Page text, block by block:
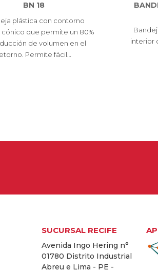
BN 18
plástica con contorno
que permite un 80%
de volumen en el
Permite fácil…
interior
SUCURSAL RECIFE
Avenida Ingo Hering n°
01780 Distrito Industrial
Abreu e Lima - PE -